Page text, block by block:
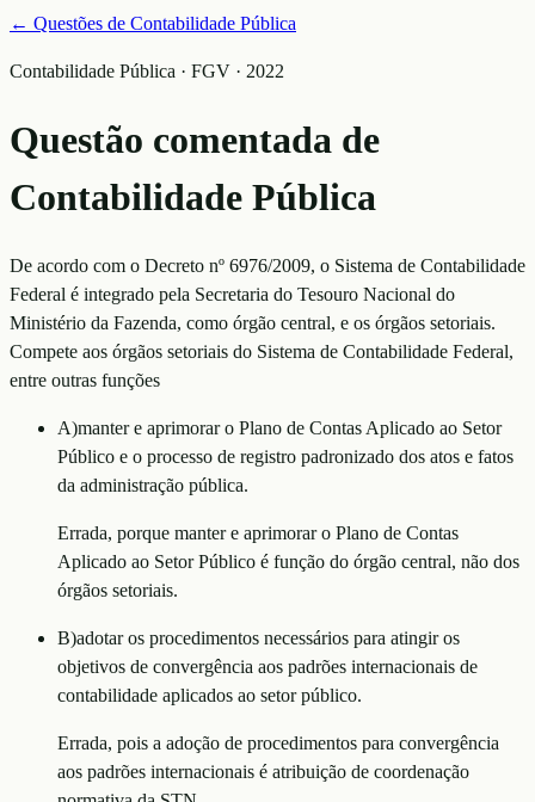
← Questões de Contabilidade Pública
Contabilidade Pública · FGV · 2022
Questão comentada de
Contabilidade Pública
De acordo com o Decreto nº 6976/2009, o Sistema de Contabilidade
Federal é integrado pela Secretaria do Tesouro Nacional do
Ministério da Fazenda, como órgão central, e os órgãos setoriais.
Compete aos órgãos setoriais do Sistema de Contabilidade Federal,
entre outras funções
A)manter e aprimorar o Plano de Contas Aplicado ao Setor
Público e o processo de registro padronizado dos atos e fatos
da administração pública.
Errada, porque manter e aprimorar o Plano de Contas
Aplicado ao Setor Público é função do órgão central, não dos
órgãos setoriais.
B)adotar os procedimentos necessários para atingir os
objetivos de convergência aos padrões internacionais de
contabilidade aplicados ao setor público.
Errada, pois a adoção de procedimentos para convergência
aos padrões internacionais é atribuição de coordenação